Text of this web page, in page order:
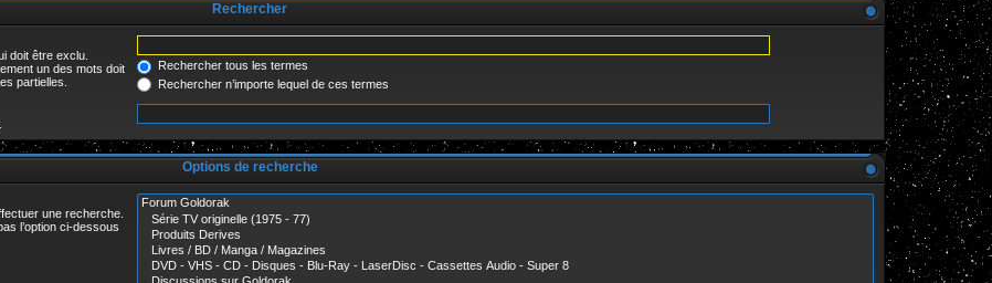
e
r
c
h
r
Rechercher
doit être exclu.
un des mots doit
partielles.
Rechercher tous les termes
Rechercher n’importe lequel de ces termes
Options de recherche
une recherche.
l’option ci-dessous